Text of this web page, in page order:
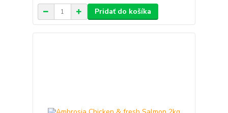
Pridať do košíka